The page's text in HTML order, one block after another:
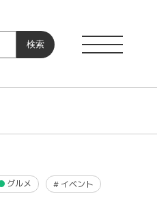
検索
グルメ # イベント